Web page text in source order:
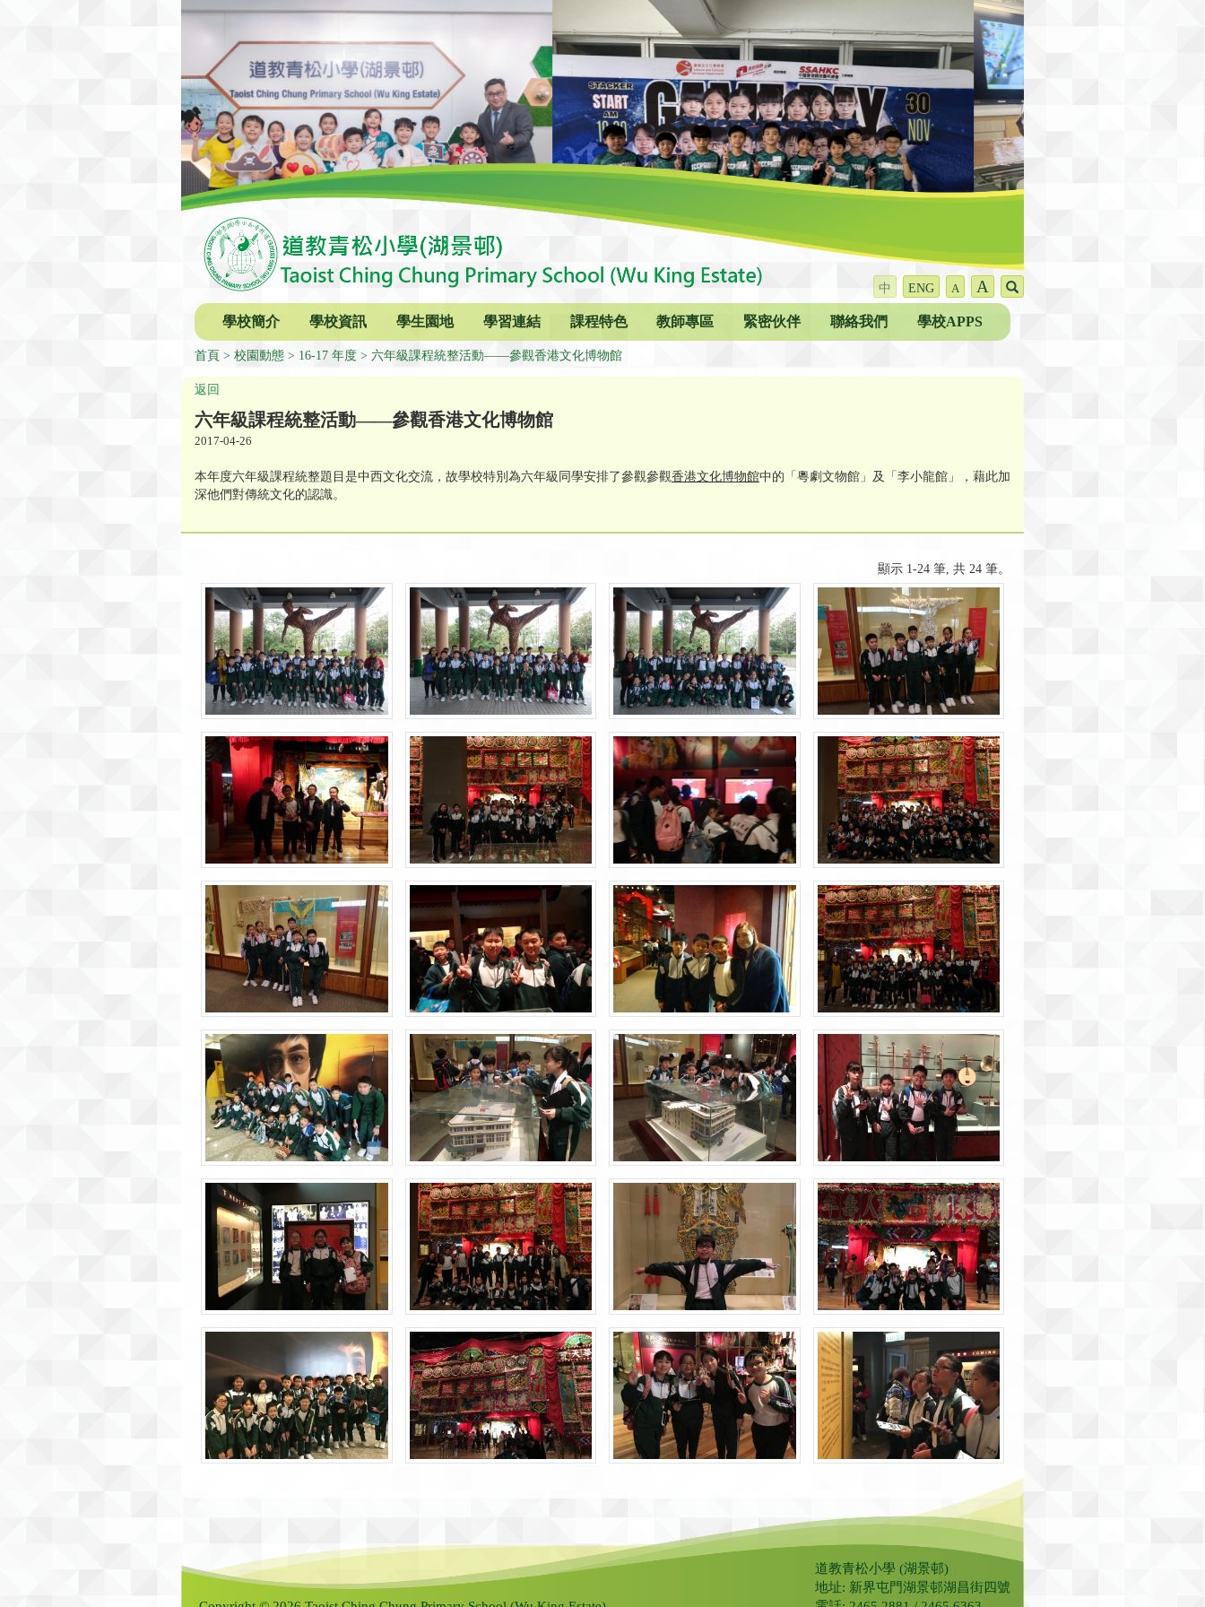
中 ENG A A
學校簡介 學校資訊 學生園地 學習連結 課程特色 教師專區 緊密伙伴 聯絡我們 學校APPS
首頁 校園動態 16-17 年度 六年級課程統整活動——參觀香港文化博物館
返回
六年級課程統整活動——參觀香港文化博物館
2017-04-26
本年度六年級課程統整題目是中西文化交流，故學校特別為六年級同學安排了參觀參觀香港文化博物館中的「粵劇文物館」及「李小龍館」，藉此加
深他們對傳統文化的認識。
顯示 1-24 筆, 共 24 筆。
道教青松小學 (湖景邨)
地址: 新界屯門湖景邨湖昌街四號